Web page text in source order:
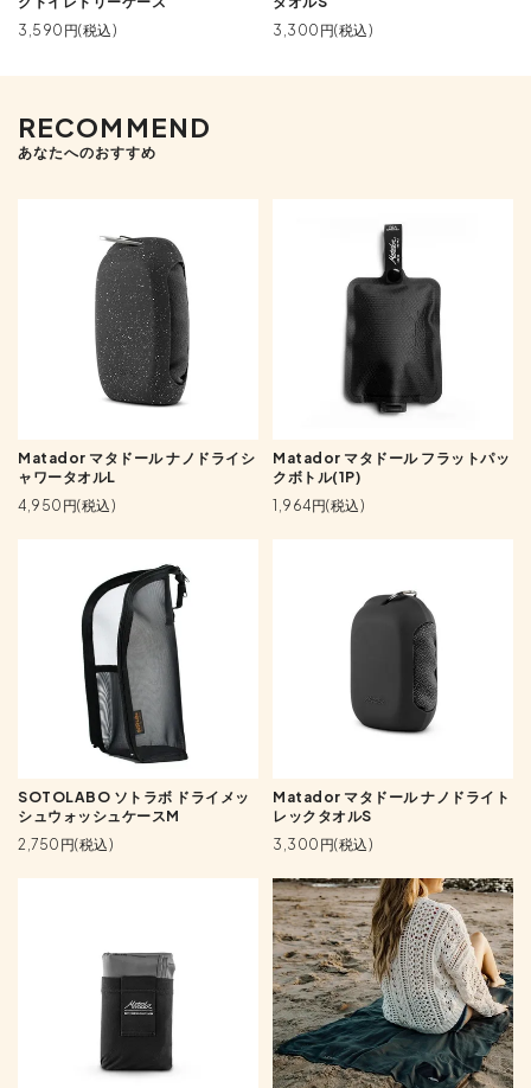
3,590円(税込)
3,300円(税込)
RECOMMEND
あなたへのおすすめ
Matador マタドール ナノドライシ
ャワータオルL
4,950円(税込)
Matador マタドール フラットパッ
クボトル(1P)
1,964円(税込)
SOTOLABO ソトラボ ドライメッ
シュウォッシュケースM
2,750円(税込)
Matador マタドール ナノドライト
レックタオルS
3,300円(税込)